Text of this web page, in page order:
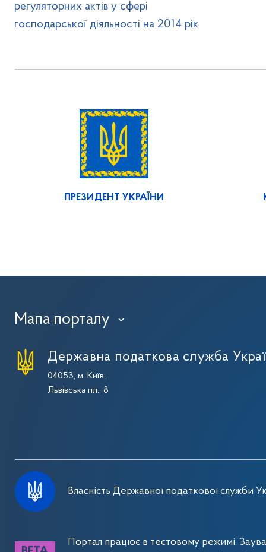
регуляторних актів у сфері
господарської діяльності на 2014 рік
ПРЕЗИДЕНТ УКРАЇНИ
Мапа порталу ›
Державна податкова служба
04053, м. Київ,
Львівська пл., 8
Власність Державної податкової служби
Портал працює в тестовому режимі.